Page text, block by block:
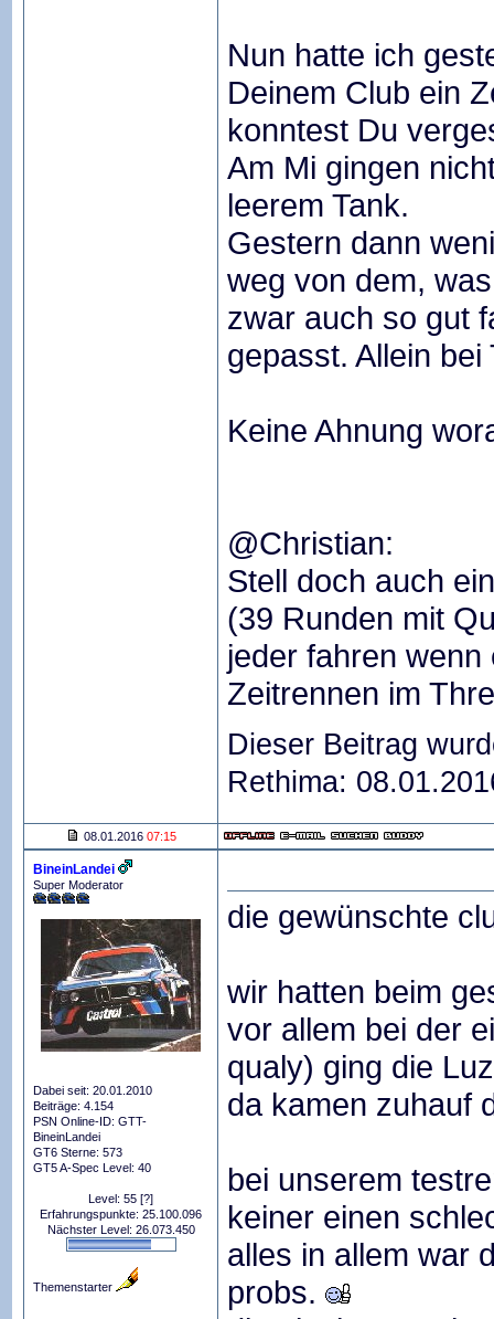
Nun hatte ich
Deinem Club ein
konntest Du
Am Mi gingen
leerem Tank.
Gestern dann
weg von dem,
zwar auch so gut
gepasst. Allein
Keine Ahnung
@Christian:
Stell doch auch
(39 Runden mit
jeder fahren
Zeitrennen im
Dieser Beitrag
Rethima:
08.01.2016 07:15
BineinLandei
Super Moderator
Dabei seit: 20.01.2010
Beiträge: 4.154
PSN Online-ID: GTT-
BineinLandei
GT6 Sterne: 573
GT5 A-Spec Level: 40
Level: 55 [?]
Erfahrungspunkte: 25.100.096
Nächster Level: 26.073.450
Themenstarter
die gewünschte
wir hatten beim
vor allem bei der
qualy) ging die
da kamen zuhauf
bei unserem
keiner einen
alles in allem war
probs.